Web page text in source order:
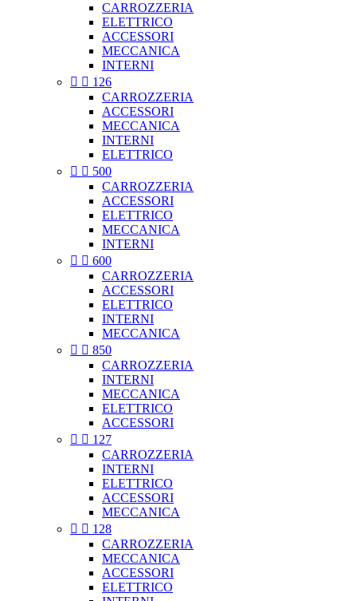
CARROZZERIA
ELETTRICO
ACCESSORI
MECCANICA
INTERNI
  126
CARROZZERIA
ACCESSORI
MECCANICA
INTERNI
ELETTRICO
  500
CARROZZERIA
ACCESSORI
ELETTRICO
MECCANICA
INTERNI
  600
CARROZZERIA
ACCESSORI
ELETTRICO
INTERNI
MECCANICA
  850
CARROZZERIA
INTERNI
MECCANICA
ELETTRICO
ACCESSORI
  127
CARROZZERIA
INTERNI
ELETTRICO
ACCESSORI
MECCANICA
  128
CARROZZERIA
MECCANICA
ACCESSORI
ELETTRICO